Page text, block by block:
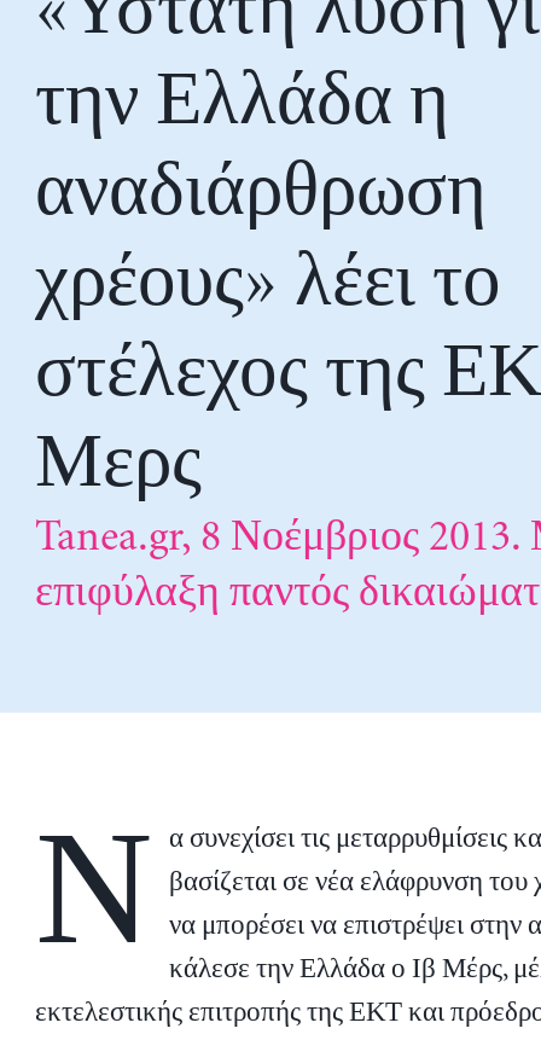
την Ελλάδα η
αναδιάρθρωση
χρέους» λέει το
στέλεχος της
Μερς
Tanea.gr, 8 Νοέμβριος
επιφύλαξη παντός
Ν
α συνεχίσει τις μεταρρυθμίσεις
βασίζεται σε νέα ελάφρυνση του
να μπορέσει να επιστρέψει στην
κάλεσε την Ελλάδα ο Ιβ Μέρς,
εκτελεστικής επιτροπής της ΕΚΤ και